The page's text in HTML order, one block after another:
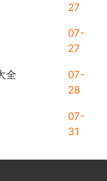
27
07-
27
全
07-
28
07-
31